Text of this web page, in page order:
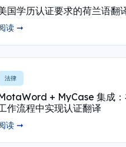
国学历认证要求的荷兰语翻
读 ➞
法律
+ MyCase 集成：
作流程中实现认证翻译
读 ➞